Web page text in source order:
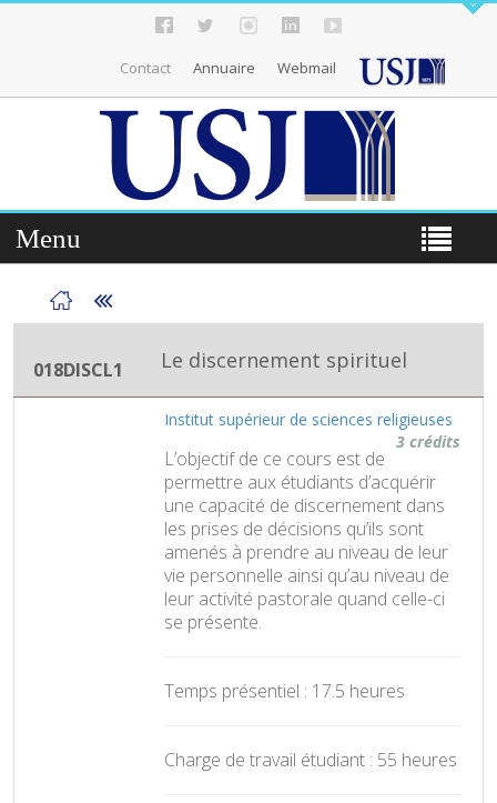
Contact Annuaire Webmail
Menu
018DISCL1 Le discernement spirituel
Institut supérieur de sciences religieuses
3 crédits
L’objectif de ce cours est de
permettre aux étudiants d’acquérir
une capacité de discernement dans
les prises de décisions qu’ils sont
amenés à prendre au niveau de leur
vie personnelle ainsi qu’au niveau de
leur activité pastorale quand celle-ci
se présente.
Temps présentiel : 17.5 heures
Charge de travail étudiant : 55 heures